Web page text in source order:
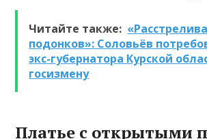
Читайте также:
подонков»: Соловьёв
экс-губернатора Курской
госизмену
Платье с открытыми